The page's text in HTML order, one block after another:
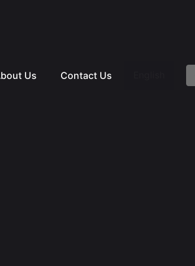
Us Contact Us